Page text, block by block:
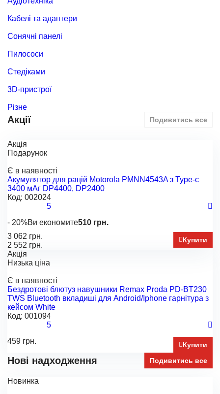
Кабелі та адаптери
Сонячні панелі
Пилососи
Стедіками
3D-пристрої
Різне
Акції Подивитись все
Акція
Подарунок
Є в наявності
Акумулятор для рацій Motorola PMNN4543A з Type-c
3400 мАг DP4400, DP2400
Код: 002024
5
- 20%Ви економите510 грн.
3 062 грн.
2 552 грн.
Купити
Акція
Низька ціна
Є в наявності
Бездротові блютуз навушники Remax Proda PD-BT230
TWS Bluetooth вкладиші для Android/Iphone гарнітура з
кейсом White
Код: 001094
5
459 грн.
Купити
Нові надходження Подивитись все
Новинка